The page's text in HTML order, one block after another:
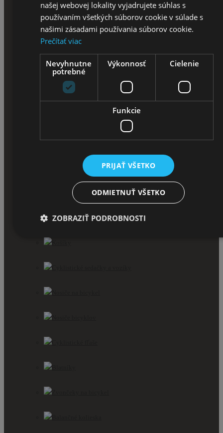
Horský Bicykel 29''
Krossové Bicykle
Krossové Bicykle 26''
Krossové Bicykle 28''
Trekingové bicykle
Trekingové Bicykle 26''
Trekingové Bicykle 28''
Skladacie bicykle
Príslušenstvo pre bicykle
našej webovej lokality vyjadrujete súhlas s
používaním všetkých súborov cookie v súlade s
našimi zásadami používania súborov cookie.
Prečítať viac
Nevyhnutne
potrebné
Výkonnosť Cielenie
Funkcie
PRIJAŤ VŠETKO
ODMIETNUŤ VŠETKO
ZOBRAZIŤ PODROBNOSTI